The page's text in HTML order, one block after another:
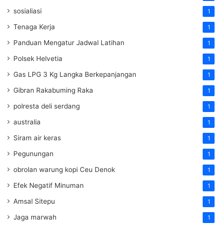
sosialiasi 1
Tenaga Kerja 1
Panduan Mengatur Jadwal Latihan 1
Polsek Helvetia 1
Gas LPG 3 Kg Langka Berkepanjangan 1
Gibran Rakabuming Raka 1
polresta deli serdang 1
australia 1
Siram air keras 1
Pegunungan 1
obrolan warung kopi Ceu Denok 1
Efek Negatif Minuman 1
Amsal Sitepu 1
Jaga marwah 1